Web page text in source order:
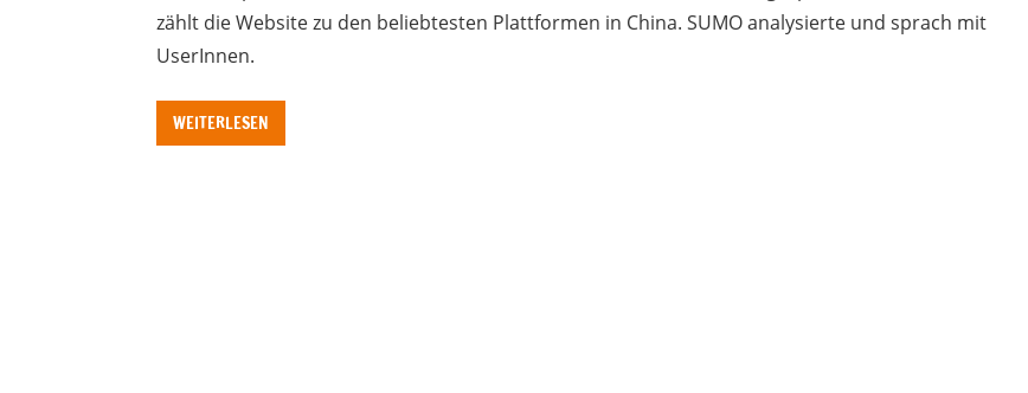
zählt die Website zu den beliebtesten Plattformen in China. SUMO analysierte und sprach mit
UserInnen.
WEITERLESEN